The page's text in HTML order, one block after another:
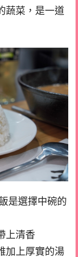
蔬菜，是一道
是選擇中碗的
上清香
加上厚實的湯